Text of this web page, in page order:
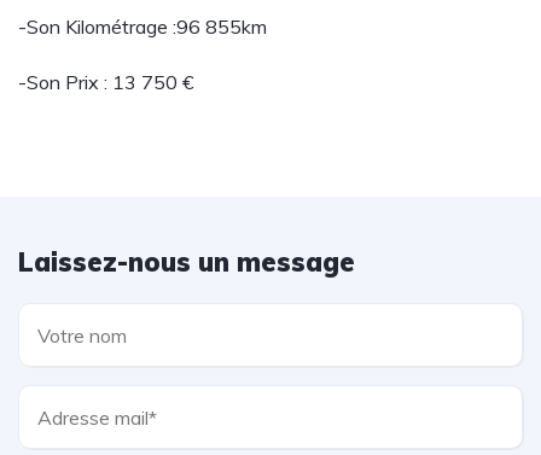
-Son Kilométrage :96 855km
-Son Prix : 13 750 €
Laissez-nous un message